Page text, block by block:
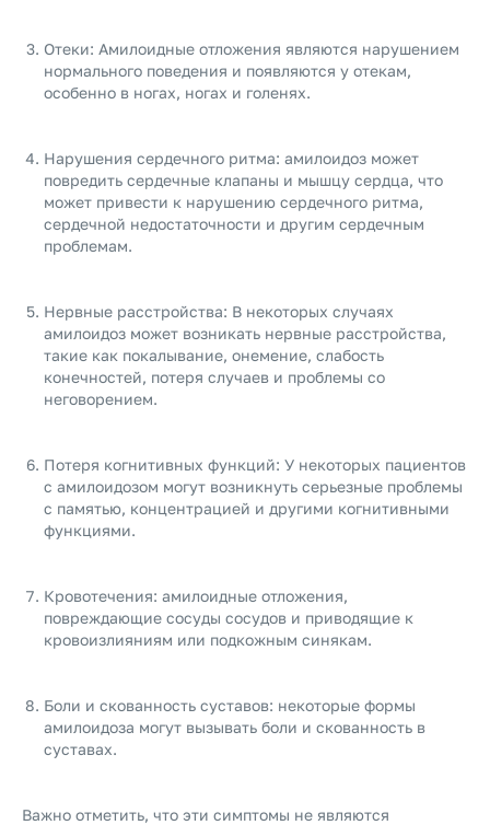
Отеки: Амилоидные отложения являются нарушением
нормального поведения и появляются у отекам,
особенно в ногах, ногах и голенях.
Нарушения сердечного ритма: амилоидоз может
повредить сердечные клапаны и мышцу сердца, что
может привести к нарушению сердечного ритма,
сердечной недостаточности и другим сердечным
проблемам.
Нервные расстройства: В некоторых случаях
амилоидоз может возникать нервные расстройства,
такие как покалывание, онемение, слабость
конечностей, потеря случаев и проблемы со
неговорением.
Потеря когнитивных функций: У некоторых пациентов
с амилоидозом могут возникнуть серьезные проблемы
с памятью, концентрацией и другими когнитивными
функциями.
Кровотечения: амилоидные отложения,
повреждающие сосуды сосудов и приводящие к
кровоизлияниям или подкожным синякам.
Боли и скованность суставов: некоторые формы
амилоидоза могут вызывать боли и скованность в
суставах.
Важно отметить, что эти симптомы не являются